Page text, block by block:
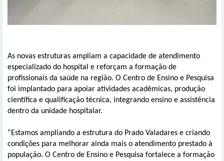
As novas estruturas ampliam a capacidade de atendimento
especializado do hospital e reforçam a formação de
profissionais da saúde na região. O Centro de Ensino e Pesquisa
foi implantado para apoiar atividades acadêmicas, produção
científica e qualificação técnica, integrando ensino e assistência
dentro da unidade hospitalar.
“Estamos ampliando a estrutura do Prado Valadares e criando
condições para melhorar ainda mais o atendimento prestado à
população. O Centro de Ensino e Pesquisa fortalece a formação